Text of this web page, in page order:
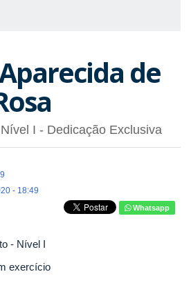
de
I - Dedicação Exclusiva
- 18:49
Whatsapp
- Nível I
exercício